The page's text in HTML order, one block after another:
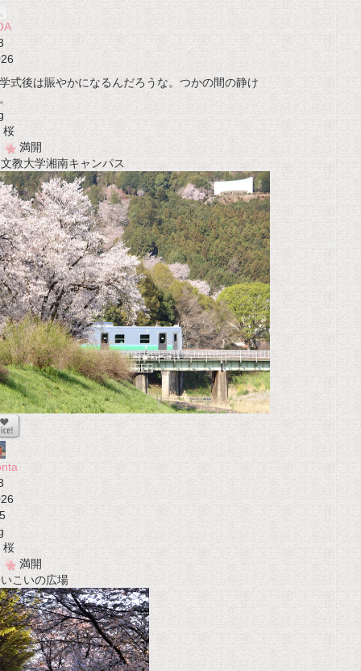
式後は賑やかになるんだろうな。つかの間の静け
桜
満開
教大学湘南キャンパス
5
桜
満開
こいの広場